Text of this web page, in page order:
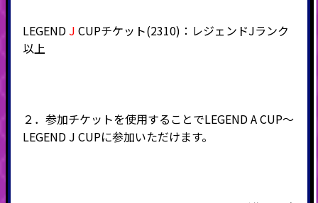
LEGEND J CUPチケット(2310)：レジェンドJランク
以上
２．参加チケットを使用することでLEGEND A CUP～
LEGEND J CUPに参加いただけます。